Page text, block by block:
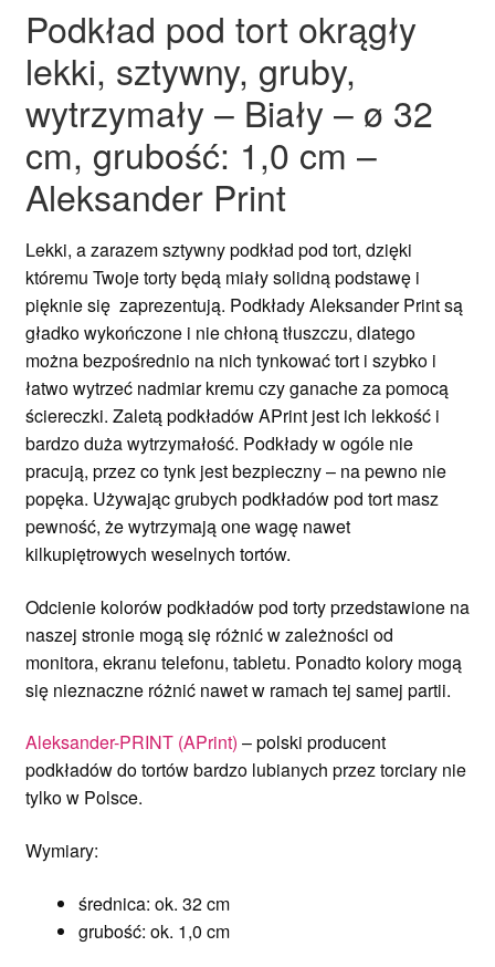
Podkład pod tort okrągły
lekki, sztywny, gruby,
wytrzymały – Biały – ø 32
cm, grubość: 1,0 cm –
Aleksander Print
Lekki, a zarazem sztywny podkład pod tort, dzięki
któremu Twoje torty będą miały solidną podstawę i
pięknie się zaprezentują. Podkłady Aleksander Print są
gładko wykończone i nie chłoną tłuszczu, dlatego
można bezpośrednio na nich tynkować tort i szybko i
łatwo wytrzeć nadmiar kremu czy ganache za pomocą
ściereczki. Zaletą podkładów APrint jest ich lekkość i
bardzo duża wytrzymałość. Podkłady w ogóle nie
pracują, przez co tynk jest bezpieczny – na pewno nie
popęka. Używając grubych podkładów pod tort masz
pewność, że wytrzymają one wagę nawet
kilkupiętrowych weselnych tortów.
Odcienie kolorów podkładów pod torty przedstawione na
naszej stronie mogą się różnić w zależności od
monitora, ekranu telefonu, tabletu. Ponadto kolory mogą
się nieznaczne różnić nawet w ramach tej samej partii.
Aleksander-PRINT (APrint) – polski producent
podkładów do tortów bardzo lubianych przez torciary nie
tylko w Polsce.
Wymiary:
średnica: ok. 32 cm
grubość: ok. 1,0 cm